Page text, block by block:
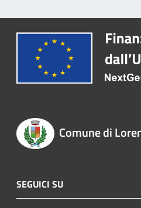
Comune di
SEGUICI SU